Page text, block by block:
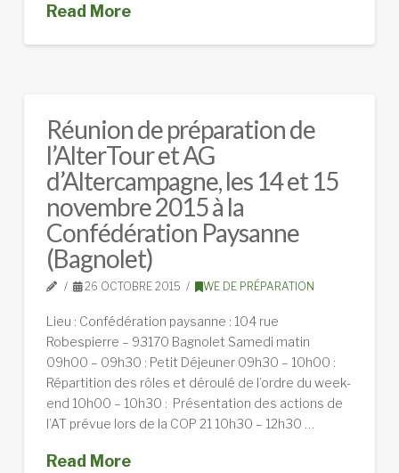
Read More
Réunion de préparation de
l’AlterTour et AG
d’Altercampagne, les 14 et 15
novembre 2015 à la
Confédération Paysanne
(Bagnolet)
26 OCTOBRE 2015 WE DE PRÉPARATION
Lieu : Confédération paysanne : 104 rue
Robespierre – 93170 Bagnolet Samedi matin
09h00 – 09h30 : Petit Déjeuner 09h30 – 10h00 :
Répartition des rôles et déroulé de l’ordre du week-
end 10h00 – 10h30 : Présentation des actions de
l’AT prévue lors de la COP 21 10h30 – 12h30 …
Read More